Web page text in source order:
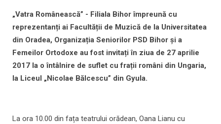
„Vatra Românească” - Filiala Bihor împreună cu
reprezentanți ai Facultății de Muzică de la Universitatea
din Oradea, Organizația Seniorilor PSD Bihor și a
Femeilor Ortodoxe au fost invitați în ziua de 27 aprilie
2017 la o întâlnire de suflet cu frații români din Ungaria,
la Liceul „Nicolae Bălcescu” din Gyula.
La ora 10.00 din fața teatrului orădean, Oana Lianu cu